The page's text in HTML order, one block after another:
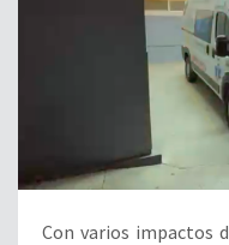
Con varios impactos